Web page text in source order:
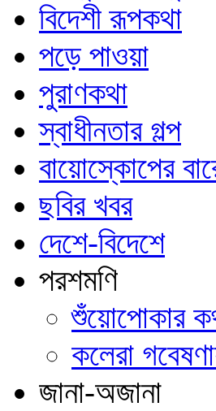
বিদেশী রূপকথা
পড়ে পাওয়া
পুরাণকথা
স্বাধীনতার গল্প
বায়োস্কোপের
ছবির খবর
দেশে-বিদেশে
পরশমণি
শুঁয়োপোকার
কলেরা
জানা-অজানা